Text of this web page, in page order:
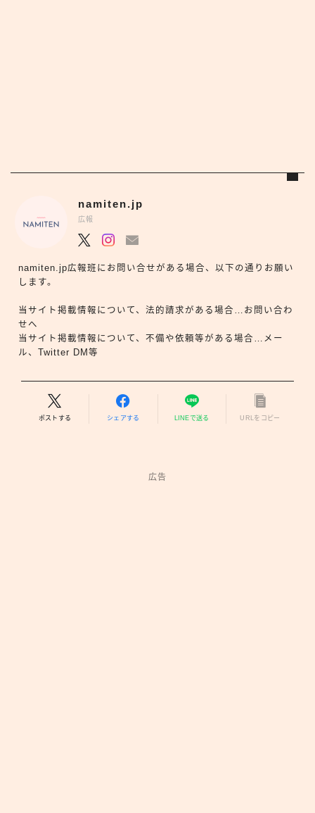
namiten.jp
広報
namiten.jp広報班にお問い合せがある場合、以下の通りお願い
します。
当サイト掲載情報について、法的請求がある場合…お問い合わ
せへ
当サイト掲載情報について、不備や依頼等がある場合…メー
ル、Twitter DM等
ポストする シェアする LINEで送る URLをコピー
広告